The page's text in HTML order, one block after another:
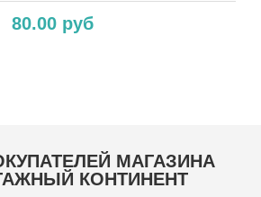
80.00 руб
МАГАЗИНА
КОНТИНЕНТ